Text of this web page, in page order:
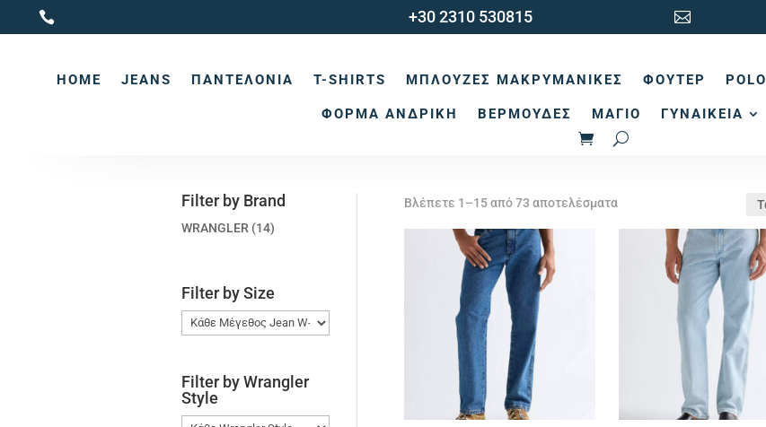
 +30 2310 530815 
HOME JEANS ΠΑΝΤΕΛΌΝΙΑ T-SHIRTS ΜΠΛΟΎΖΕΣ ΜΑΚΡΥΜΆΝΙΚΕΣ ΦΟΎΤΕΡ POLO
ΦΌΡΜΑ ΑΝΔΡΙΚΉ ΒΕΡΜΟΎΔΕΣ ΜΑΓΙΌ ΓΥΝΑΙΚΕΊΑ
Filter by Brand
WRANGLER (14)
Filter by Size
Filter by Wrangler
Style
Βλέπετε 1–15 από 73 αποτελέσματαSorted